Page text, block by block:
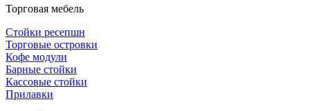
Торговая мебель
Стойки ресепшн
Торговые островки
Кофе модули
Барные стойки
Кассовые стойки
Прилавки